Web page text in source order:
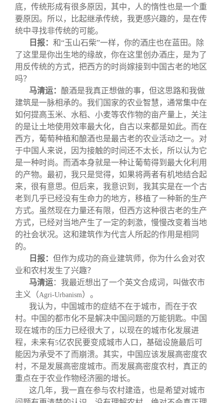
底，传统形成有很多原因，其中，人的惰性也是一个重
要原因。所以，比起继承传统，我更感兴趣的，是在传
统中寻找非传统的可能。
日报： 和“玉山石柴”一样，你的酒庄也在蓝田。除
了这里是你出生地的缘故，你在这里创办酒庄，是为了
用反传统的方式，把西方的时尚嫁接到中国古老的地区
吗？
马清运： 酿酒是我真正想做的事，但这思路和我做
建筑是一脉相承的。我们国家的农业智慧，通常集中在
如何提高玉米、水稻、小麦等农作物的亩产量上，关注
的是让土地使用效率最大化，自古以来都是如此。而在
西方，葡萄种植和酿酒也是最古老的农业活动之一。对
于中国人来说，因为接触的时间还不太长，所以认为它
是一种时尚。而酒本身就是一种让葡萄得到最大化利用
的产物。最初，我只是觉得，如果将两者有机地结合起
来，很有意思。但后来，我意识到，我其实是在一个古
老到几乎已经没有生命力的地方，移植了一种新的生产
方式。虽然现在力量还有限，但西方这种很古老的生产
方式，已经对当地产生了一定的刺激，慢慢改变着当地
的社会状况。这和建筑作为代言人所起的作用是相同
的。
日报： 但作为成功的商业建筑师，你为什么会对农
业和农村发生了兴趣？
马清运：我最近想出了一个英文合成词，叫做农市
主义（Agri-Urbanism）。
我认为，中国城市的症结不在于城市，而在于农
村。中国的都市化不是解决中国问题的万能钥匙。中国
现在城市的压力已经很大了，以现在的城市化发展进
程，未来有5亿农民要变成城市人口，基础设施最后可
能因为承受不了而崩溃。其实，中国应该发展高密度农
村，不是发展高密度城市。而发展高密度农村，真正的
重点在于农业作物经济圈的增长。
这几年，我一直在参与农村建造，也是希望对城市